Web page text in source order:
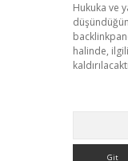
Hukuka ve
halinde,